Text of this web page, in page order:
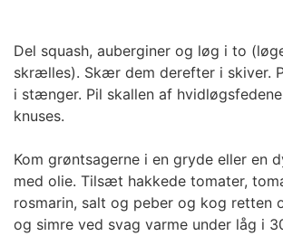
Del squash, auberginer og løg i to
skrælles). Skær dem derefter i skiver.
i stænger. Pil skallen af
knuses.
Kom grøntsagerne i en gryde eller en
med olie. Tilsæt hakkede tomater,
rosmarin, salt og peber og kog retten
og simre ved svag varme under låg i